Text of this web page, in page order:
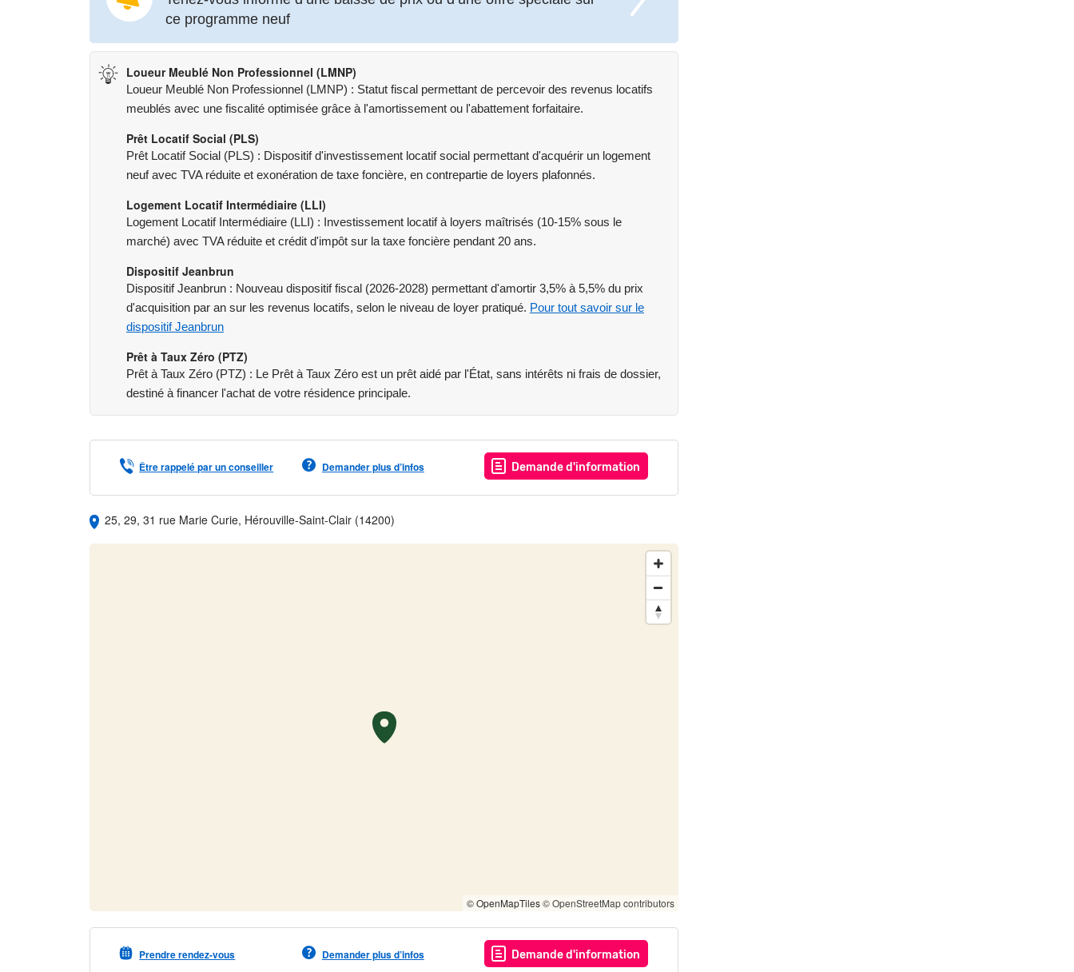
www.georisques.gouv.frce programme neuf
Loueur Meublé Non Professionnel (LMNP)
Loueur Meublé Non Professionnel (LMNP) : Statut fiscal permettant de percevoir des revenus locatifs
meublés avec une fiscalité optimisée grâce à l'amortissement ou l'abattement forfaitaire.
Prêt Locatif Social (PLS)
Prêt Locatif Social (PLS) : Dispositif d'investissement locatif social permettant d'acquérir un logement
neuf avec TVA réduite et exonération de taxe foncière, en contrepartie de loyers plafonnés.
Logement Locatif Intermédiaire (LLI)
Logement Locatif Intermédiaire (LLI) : Investissement locatif à loyers maîtrisés (10-15% sous le
marché) avec TVA réduite et crédit d'impôt sur la taxe foncière pendant 20 ans.
Dispositif Jeanbrun
Dispositif Jeanbrun : Nouveau dispositif fiscal (2026-2028) permettant d'amortir 3,5% à 5,5% du prix
d'acquisition par an sur les revenus locatifs, selon le niveau de loyer pratiqué. Pour tout savoir sur le
dispositif Jeanbrun
Prêt à Taux Zéro (PTZ)
Prêt à Taux Zéro (PTZ) : Le Prêt à Taux Zéro est un prêt aidé par l'État, sans intérêts ni frais de dossier,
destiné à financer l'achat de votre résidence principale.
Être rappelé par un conseiller Demander plus d’infos Demande d'information
25, 29, 31 rue Marie Curie, Hérouville-Saint-Clair (14200)
© OpenMapTiles© OpenStreetMap contributors
Prendre rendez-vous Demander plus d’infos Demande d'information